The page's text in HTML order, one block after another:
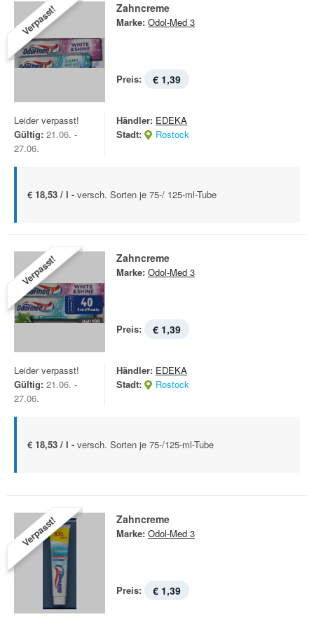
Verpasst! Zahncreme
Marke: Odol-Med 3
Preis: € 1,39
Leider verpasst!
Gültig: 21.06. -
27.06.
Händler: EDEKA
Stadt:
Rostock
€ 18,53 / l - versch. Sorten je 75-/ 125-ml-Tube
Verpasst! Zahncreme
Marke: Odol-Med 3
Preis: € 1,39
Leider verpasst!
Gültig: 21.06. -
27.06.
Händler: EDEKA
Stadt:
Rostock
€ 18,53 / l - versch. Sorten je 75-/125-ml-Tube
Verpasst! Zahncreme
Marke: Odol-Med 3
Preis: € 1,39